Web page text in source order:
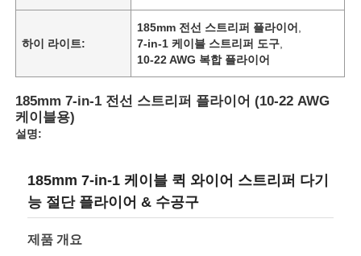
하이 라이트:
185mm 전선 스트리퍼 플라이어
7-in-1 케이블 스트리퍼 도구
10-22 AWG 복합 플라이어
185mm 7-in-1 전선 스트리퍼 플라이어 (10-22 AWG
케이블용)
설명:
185mm 7-in-1 케이블 퀵 와이어 스트리퍼 다기
능 절단 플라이어 & 수공구
제품 개요